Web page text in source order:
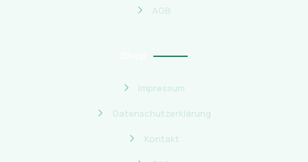
AGB
Impressum
Datenschutzerklärung
Kontakt